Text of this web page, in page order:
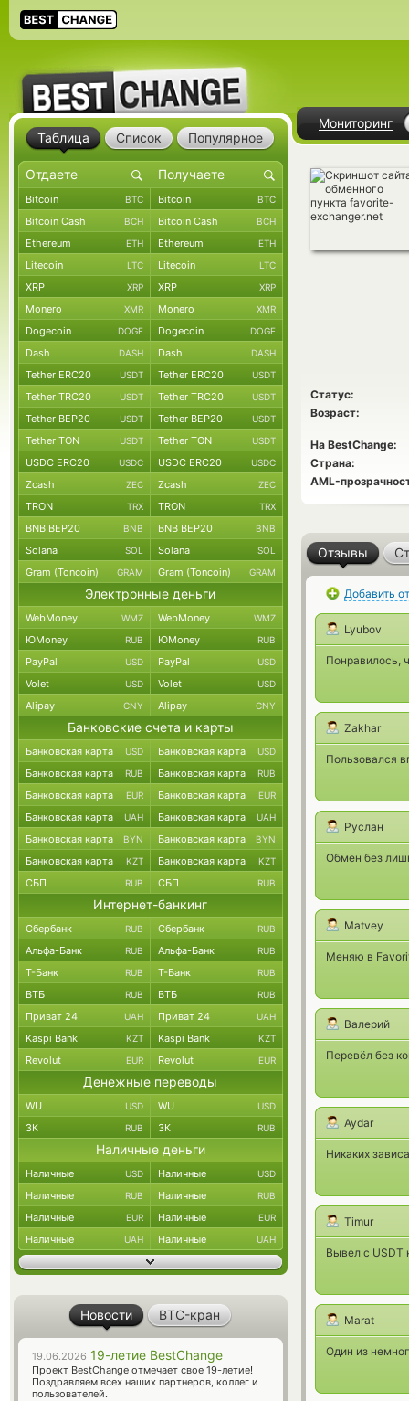
Мониторинг
Статус:
Возраст:
На BestChange:
Страна:
AML-
Отзывы
Добавить
Lyubov
Понравилось,
Zakhar
Пользовался
Руслан
Обмен без
Matvey
Меняю в
Валерий
Перевёл без
Aydar
Никаких
Timur
Вывел с USDT
Marat
Один из
Таблица Список Популярное
Bitcoin BTC Bitcoin BTC
Bitcoin Cash BCH Bitcoin Cash BCH
Ethereum ETH Ethereum ETH
Litecoin LTC Litecoin LTC
XRP XRP XRP XRP
Monero XMR Monero XMR
Dogecoin DOGE Dogecoin DOGE
Dash DASH Dash DASH
Tether ERC20 USDT Tether ERC20 USDT
Tether TRC20 USDT Tether TRC20 USDT
Tether BEP20 USDT Tether BEP20 USDT
Tether TON USDT Tether TON USDT
USDC ERC20 USDC USDC ERC20 USDC
Zcash ZEC Zcash ZEC
TRON TRX TRON TRX
BNB BEP20 BNB BNB BEP20 BNB
Solana SOL Solana SOL
Gram (Toncoin) GRAM Gram (Toncoin) GRAM
Электронные деньги
WebMoney WMZ WebMoney WMZ
ЮMoney RUB ЮMoney RUB
PayPal USD PayPal USD
Volet USD Volet USD
Alipay CNY Alipay CNY
Банковские счета и карты
Банковская карта USD Банковская карта USD
Банковская карта RUB Банковская карта RUB
Банковская карта EUR Банковская карта EUR
Банковская карта UAH Банковская карта UAH
Банковская карта BYN Банковская карта BYN
Банковская карта KZT Банковская карта KZT
СБП RUB СБП RUB
Интернет-банкинг
Сбербанк RUB Сбербанк RUB
Альфа-Банк RUB Альфа-Банк RUB
Т-Банк RUB Т-Банк RUB
ВТБ RUB ВТБ RUB
Приват 24 UAH Приват 24 UAH
Kaspi Bank KZT Kaspi Bank KZT
Revolut EUR Revolut EUR
Денежные переводы
WU USD WU USD
ЗК RUB ЗК RUB
Наличные деньги
Наличные USD Наличные USD
Наличные RUB Наличные RUB
Наличные EUR Наличные EUR
Наличные UAH Наличные UAH
Новости BTC-кран
19.06.2026 19-летие BestChange
Проект BestChange отмечает свое 19-летие!
Поздравляем всех наших партнеров, коллег и
пользователей.